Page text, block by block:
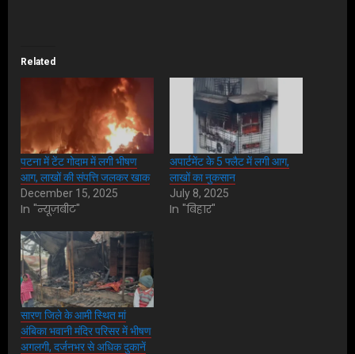
Related
पटना में टेंट गोदाम में लगी भीषण
आग, लाखों की संपत्ति जलकर खाक
December 15, 2025
In "न्यूज़बीट"
अपार्टमेंट के 5 फ्लैट में लगी आग,
लाखों का नुकसान
July 8, 2025
In "बिहार"
सारण जिले के आमी स्थित मां
अंबिका भवानी मंदिर परिसर में भीषण
अगलगी, दर्जनभर से अधिक दुकानें